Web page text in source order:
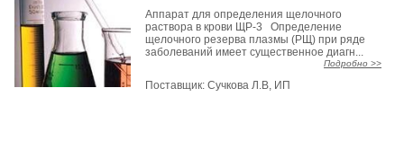
Аппарат для определения щелочного
раствора в крови ЩР-3 Определение
щелочного резерва плазмы (РЩ) при ряде
заболеваний имеет существенное диагн...
Подробно >>
Поставщик:Сучкова Л.В, ИП